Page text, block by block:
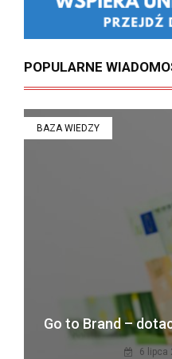
POPULARNE
BAZA WIEDZY
Go to Brand –
6 lipca